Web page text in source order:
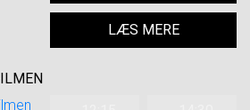
LÆS MERE